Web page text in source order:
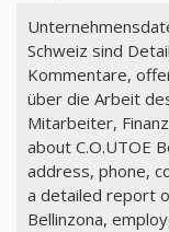
Schweiz sind
Kommentare,
über die Arbeit
Mitarbeiter,
about C.O.UTOE
address, phone,
a detailed report
Bellinzona,